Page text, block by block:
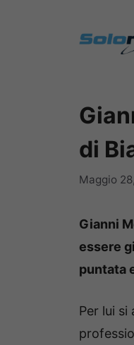
di
Maggio
Gianni
essere
puntata
Per lui si